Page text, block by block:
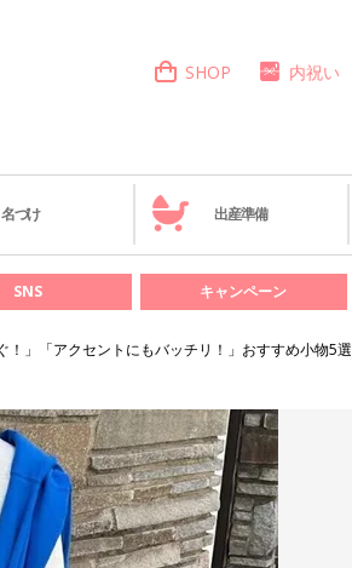
SHOP 内祝い
名づけ 出産準備
SNS キャンペーン
」「アクセントにもバッチリ！」おすすめ小物5選